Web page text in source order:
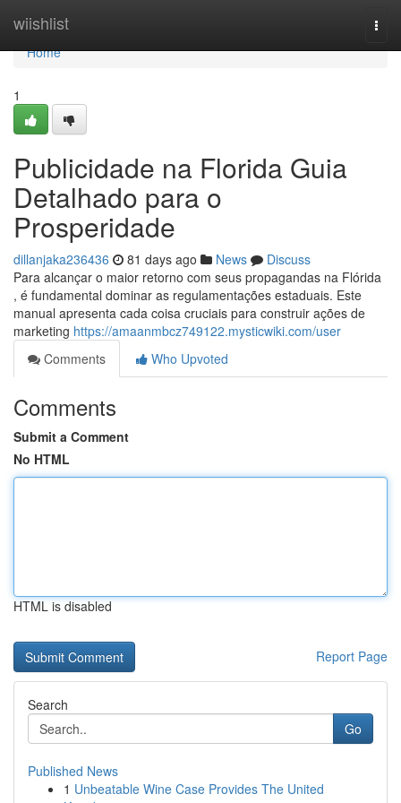
wiishlist
Home
Home
1
Publicidade na Florida Guia
Detalhado para o
Prosperidade
dillanjaka236436 81 days ago News
Discuss
Para alcançar o maior retorno com seus propagandas na Flórida
, é fundamental dominar as regulamentações estaduais. Este
manual apresenta cada coisa cruciais para construir ações de
marketing https://amaanmbcz749122.mysticwiki.com/user
Comments
Who Upvoted
Comments
Submit a Comment
No HTML
HTML is disabled
Report Page
Search
Go
Published News
1 Unbeatable Wine Case Provides The United